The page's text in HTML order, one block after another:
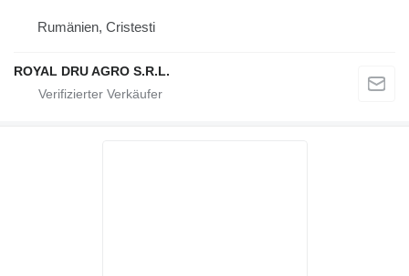
Rumänien, Cristesti
ROYAL DRU AGRO S.R.L.